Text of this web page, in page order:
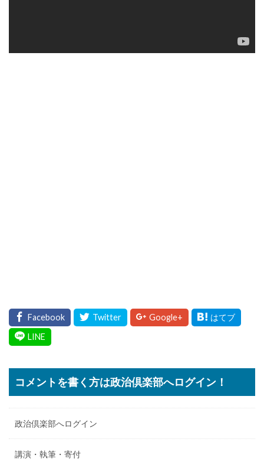
コメントを書く方は政治倶楽部へログイン！
政治倶楽部へログイン
講演・執筆・寄付